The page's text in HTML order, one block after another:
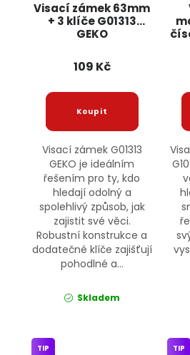
Visací zámek 63mm
+ 3 klíče G01313
GEKO
109 Kč
Visací zámek G01313
GEKO je ideálním
řešením pro ty, kdo
hledají odolný a
spolehlivý způsob, jak
zajistit své věci.
Robustní konstrukce a
dodatečné klíče zajišťují
pohodlné a...
Skladem
TIP TIP